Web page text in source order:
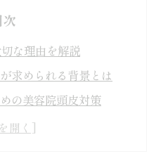
次
な理由を解説
求められる背景とは
の美容院頭皮対策
整えるメリット